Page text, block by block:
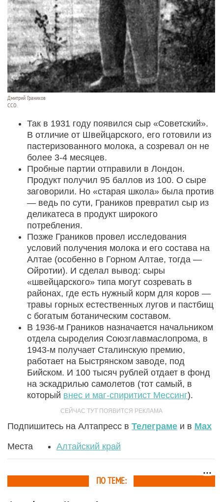
Дмитрий Граников
ССО.
Так в 1931 году появился сыр «Советский».
В отличие от Швейцарского, его готовили из
пастеризованного молока, а созревал он не
более 3-4 месяцев.
Пробные партии отправили в Лондон.
Продукт получил 95 баллов из 100. О сыре
заговорили. Но «старая школа» была против
— ведь по сути, Граников превратил сыр из
деликатеса в продукт широкого
потребления.
Позже Граников провел исследования
условий получения молока и его состава на
Алтае (особенно в Горном Алтае, тогда —
Ойротии). И сделал вывод: сыры
«швейцарского» типа могут созревать в
районах, где есть нужный корм для коров —
травы горных естественных лугов и пастбищ
с богатым ботаническим составом.
В 1936-м Граников назначается начальником
отдела сыроделия Союзглавмаслопрома, в
1943-м получает Сталинскую премию,
работает на Быстрянском заводе, под
Бийском. И 100 тысяч рублей отдает в фонд
на эскадрилью самолетов (тот самый, в
который внес и маг-спиритист Мессинг).
Подпишитесь на Алтапресс в Телеграме и в Max
Места Алтайский край
ПО ТЕМЕ: